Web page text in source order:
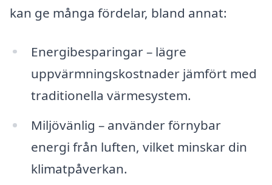
kan ge många fördelar, bland annat:
Energi­besparingar – lägre
uppvärmningskostnader jämfört med
traditionella värmesystem.
Miljövänlig – använder förnybar
energi från luften, vilket minskar din
klimatpåverkan.